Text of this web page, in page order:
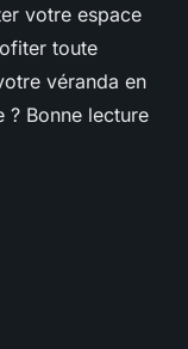
votre espace
toute
véranda en
? Bonne lecture